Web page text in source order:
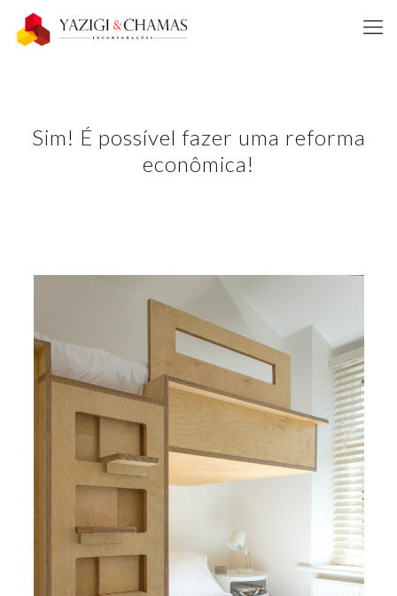
Sim! É possível fazer uma reforma
econômica!